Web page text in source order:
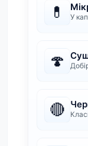
💊 У
🍄
🔴